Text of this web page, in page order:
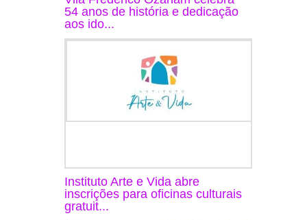
54 anos de história e dedicação
aos ido...
Instituto Arte e Vida abre
inscrições para oficinas culturais
gratuit...